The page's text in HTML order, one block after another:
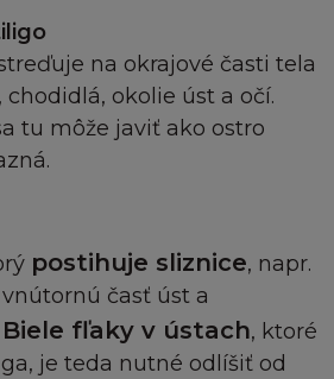
na okrajové časti tela
chodidlá, okolie úst a očí.
tu môže javiť ako ostro
postihuje sliznice, napr.
časť úst a
Biele fľaky v ústach, ktoré
je teda nutné odlíšiť od
předpisů, v případě pochyb
právnickou radu.
a ochranou každého L
kroků, nároků a dalších
proti L´Oréal, jeho
zástupcům a agentům třetí
že takovýto nárok, soudní pře,
postupy proti L´Oréal, jeho
dodavatelům nebo